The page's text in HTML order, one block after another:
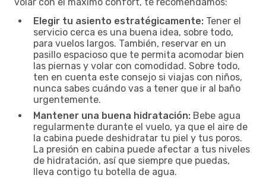
Elegir tu asiento estratégicamente: Tener el
servicio cerca es una buena idea, sobre todo,
para vuelos largos. También, reservar en un
pasillo espacioso que te permita acomodar bien
las piernas y volar con comodidad. Sobre todo,
ten en cuenta este consejo si viajas con niños,
nunca sabes cuándo vas a tener que ir al baño
urgentemente.
Mantener una buena hidratación: Bebe agua
regularmente durante el vuelo, ya que el aire de
la cabina puede deshidratar tu piel y tus poros.
La presión en cabina puede afectar a tus niveles
de hidratación, así que siempre que puedas,
lleva contigo tu botella de agua.